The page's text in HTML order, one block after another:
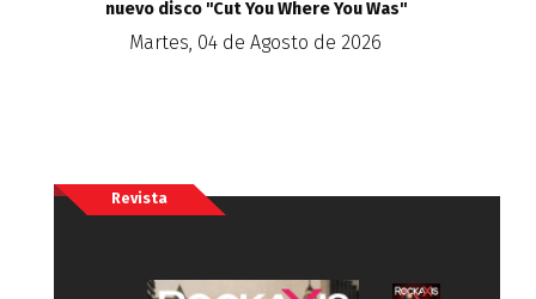
nuevo disco ''Cut You Where You Was''
Martes, 04 de Agosto de 2026
Revista